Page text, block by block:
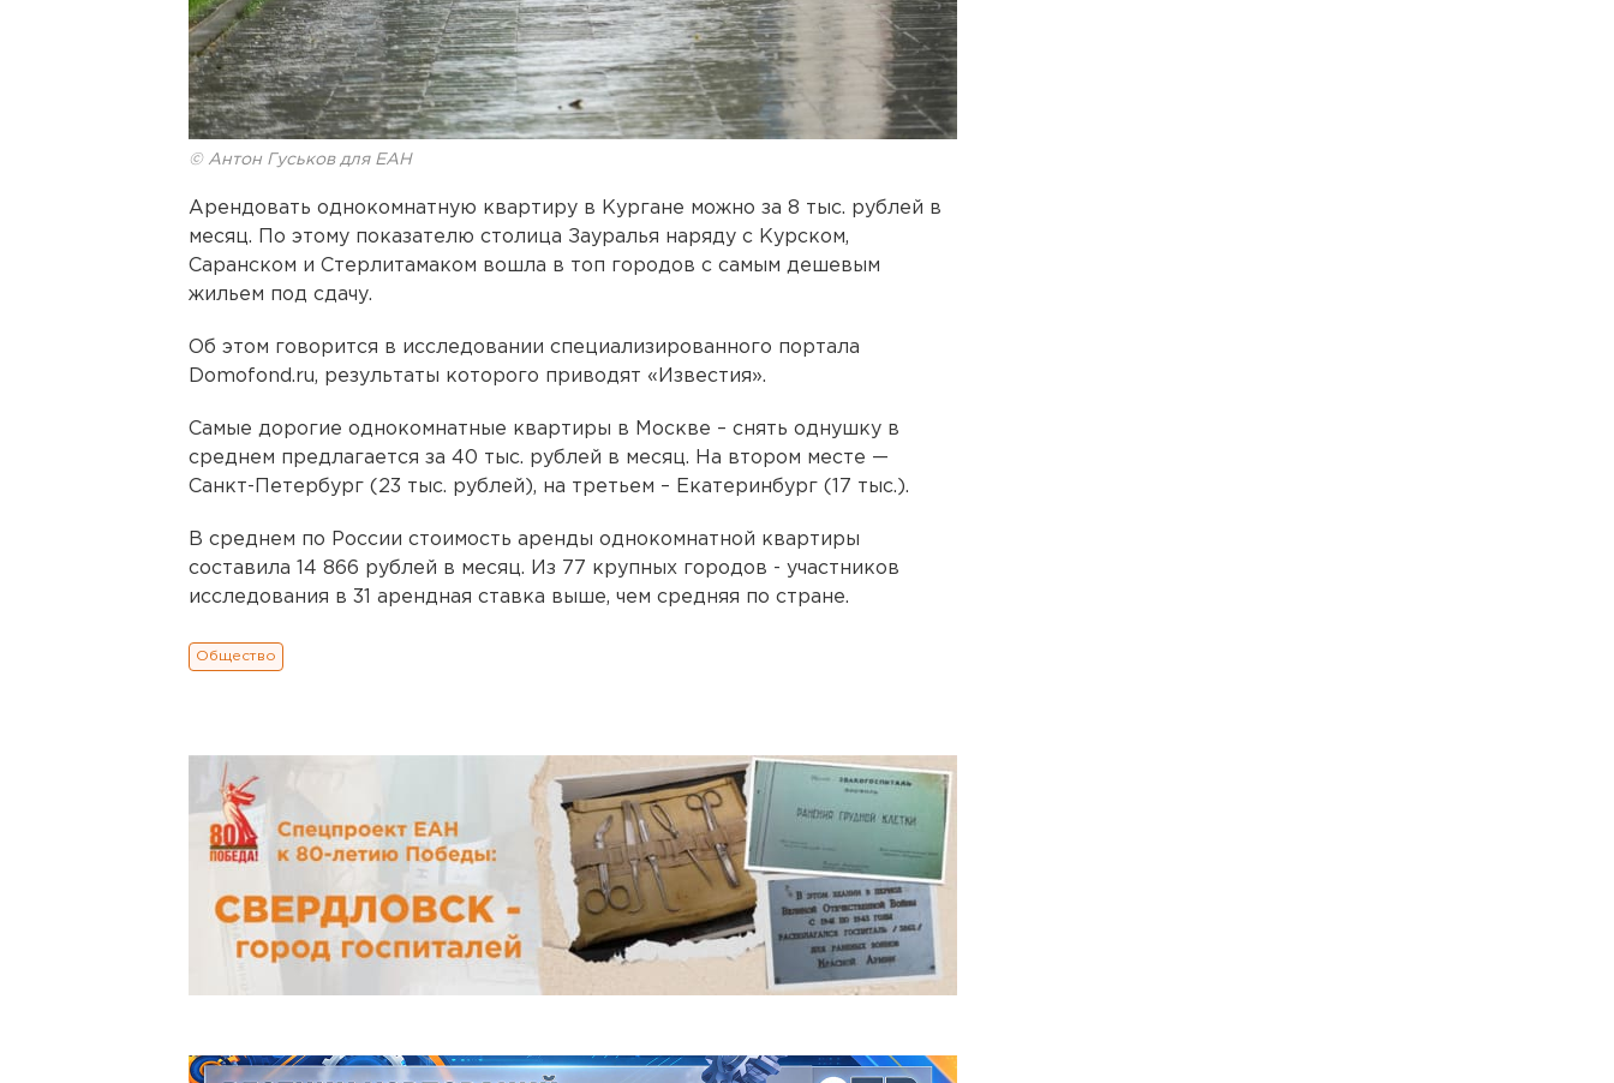
© Антон Гуськов для ЕАН
Арендовать однокомнатную квартиру в Кургане можно за 8 тыс. рублей в
месяц. По этому показателю столица Зауралья наряду с Курском,
Саранском и Стерлитамаком вошла в топ городов с самым дешевым
жильем под сдачу.
Об этом говорится в исследовании специализированного портала
Domofond.ru, результаты которого приводят «Известия».
Самые дорогие однокомнатные квартиры в Москве – снять однушку в
среднем предлагается за 40 тыс. рублей в месяц. На втором месте —
Санкт-Петербург (23 тыс. рублей), на третьем – Екатеринбург (17 тыс.).
В среднем по России стоимость аренды однокомнатной квартиры
составила 14 866 рублей в месяц. Из 77 крупных городов - участников
исследования в 31 арендная ставка выше, чем средняя по стране.
Общество